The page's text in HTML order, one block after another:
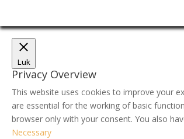
Luk
Privacy Overview
This website uses cookies to improve your
are essential for the working of basic
browser only with your consent. You also
Necessary